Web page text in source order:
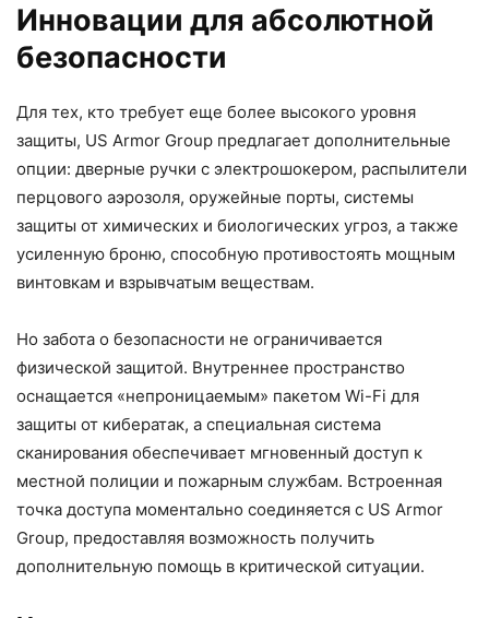
Инновации для абсолютной
безопасности
Для тех, кто требует еще более высокого уровня
защиты, US Armor Group предлагает дополнительные
опции: дверные ручки с электрошокером, распылители
перцового аэрозоля, оружейные порты, системы
защиты от химических и биологических угроз, а также
усиленную броню, способную противостоять мощным
винтовкам и взрывчатым веществам.
Но забота о безопасности не ограничивается
физической защитой. Внутреннее пространство
оснащается «непроницаемым» пакетом Wi-Fi для
защиты от кибератак, а специальная система
сканирования обеспечивает мгновенный доступ к
местной полиции и пожарным службам. Встроенная
точка доступа моментально соединяется с US Armor
Group, предоставляя возможность получить
дополнительную помощь в критической ситуации.